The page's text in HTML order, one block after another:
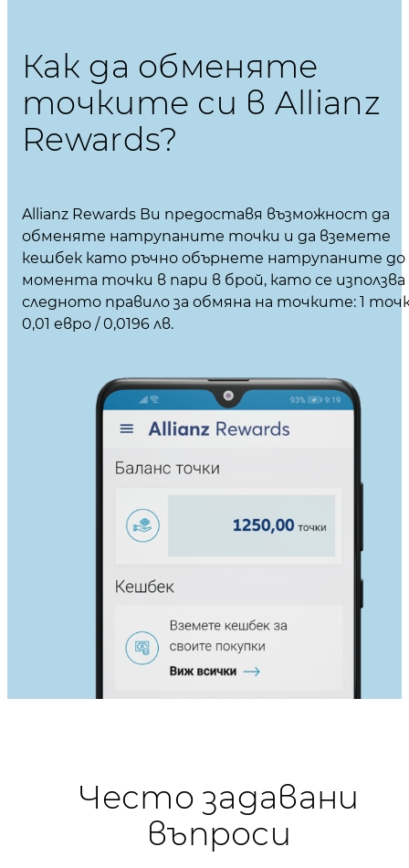
Как да обменяте
точките си в Allianz
Rewards?
Allianz Rewards Ви предоставя възможност да
обменяте натрупаните точки и да вземете
кешбек като ръчно обърнете натрупаните до
момента точки в пари в брой, като се използва
следното правило за обмяна на точките: 1
0,01 евро / 0,0196 лв.
Често задавани
въпроси